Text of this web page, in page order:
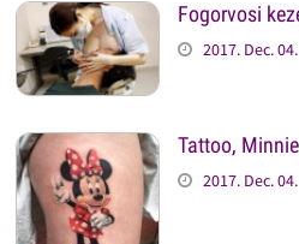
Fogorvosi
2017. Dec. 04.
Tattoo,
2017. Dec. 04.